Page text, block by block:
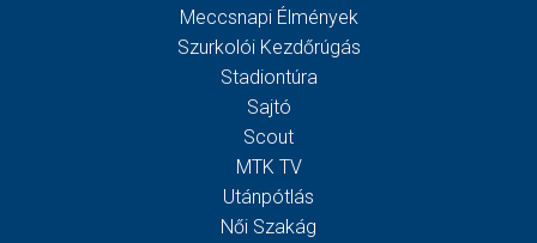
Meccsnapi Élmények
Szurkolói Kezdőrúgás
Stadiontúra
Sajtó
Scout
MTK TV
Utánpótlás
Női Szakág